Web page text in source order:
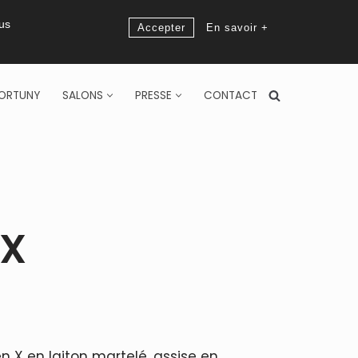
Accepter En savoir +
SALONS PRESSE CONTACT